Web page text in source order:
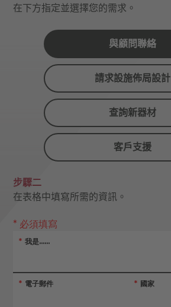
在下方指定並選擇您的需求。
與顧問聯絡
請求設施佈局設計
查詢新器材
客戶支援
步驟二
在表格中填寫所需的資訊。